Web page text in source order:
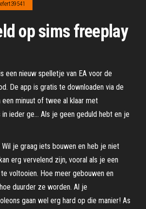
op sims freeplay
een nieuw spelletje van EA voor de
De app is gratis te downloaden via de
een minuut of twee al klaar met
in ieder ge… Als je geen geduld hebt en je
je graag iets bouwen en heb je niet
erg vervelend zijn, vooral als je een
voltooien. Hoe meer gebouwen en
duurder ze worden. Al je
gaan wel erg hard op die manier! As